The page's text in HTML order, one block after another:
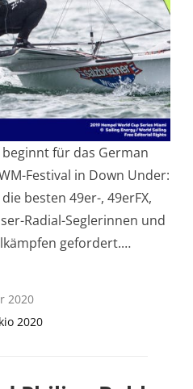
für das German
Festival in Down Under:
besten 49er-, 49erFX,
Radial-Seglerinnen und
gefordert.…
2020
2020